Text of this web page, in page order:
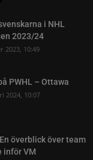
i NHL
2023/24
2023, 10:49
PWHL – Ottawa
2024, 10:07
överblick över team
inför VM